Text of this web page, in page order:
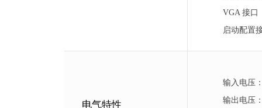
VGA 接口
启动配置
电气特性
输入电压
输出电压